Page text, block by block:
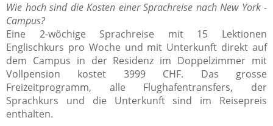
Wie hoch sind die Kosten einer Sprachreise nach New York -
Campus?
Eine 2-wöchige Sprachreise mit 15 Lektionen
Englischkurs pro Woche und mit Unterkunft direkt auf
dem Campus in der Residenz im Doppelzimmer mit
Vollpension kostet 3999 CHF. Das grosse
Freizeitprogramm, alle Flughafentransfers, der
Sprachkurs und die Unterkunft sind im Reisepreis
enthalten.